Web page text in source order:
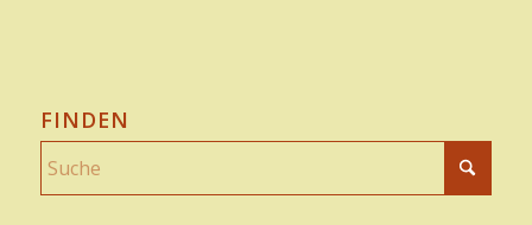
FINDEN